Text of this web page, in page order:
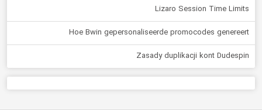
Lizaro Session Time Limits
Hoe Bwin gepersonaliseerde promocodes genereert
Zasady duplikacji kont Dudespin